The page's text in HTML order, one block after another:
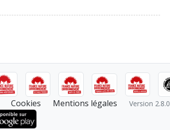
Cookies Mentions légales Version 2.8.0